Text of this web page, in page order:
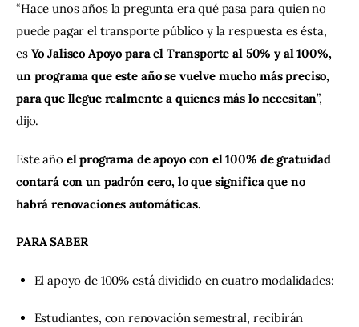
“Hace unos años la pregunta era qué pasa para quien no
puede pagar el transporte público y la respuesta es ésta,
es Yo Jalisco Apoyo para el Transporte al 50% y al 100%,
un programa que este año se vuelve mucho más preciso,
para que llegue realmente a quienes más lo necesitan”,
dijo.
Este año el programa de apoyo con el 100% de gratuidad
contará con un padrón cero, lo que significa que no
habrá renovaciones automáticas.
PARA SABER
El apoyo de 100% está dividido en cuatro modalidades:
Estudiantes, con renovación semestral, recibirán